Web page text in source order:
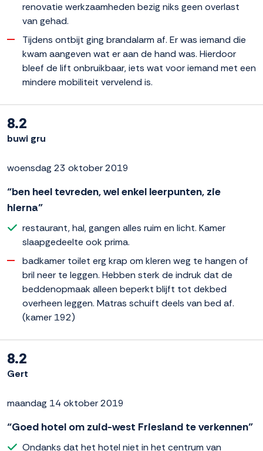
renovatie werkzaamheden bezig niks geen overlast
van gehad.
Tijdens ontbijt ging brandalarm af. Er was iemand die
kwam aangeven wat er aan de hand was. Hierdoor
bleef de lift onbruikbaar, iets wat voor iemand met een
mindere mobiliteit vervelend is.
8.2
buwi gru
woensdag 23 oktober 2019
“ben heel tevreden, wel enkel leerpunten, zie
hierna”
restaurant, hal, gangen alles ruim en licht. Kamer
slaapgedeelte ook prima.
badkamer toilet erg krap om kleren weg te hangen of
bril neer te leggen. Hebben sterk de indruk dat de
beddenopmaak alleen beperkt blijft tot dekbed
overheen leggen. Matras schuift deels van bed af.
(kamer 192)
8.2
Gert
maandag 14 oktober 2019
“Goed hotel om zuid-west Friesland te verkennen”
Ondanks dat het hotel niet in het centrum van